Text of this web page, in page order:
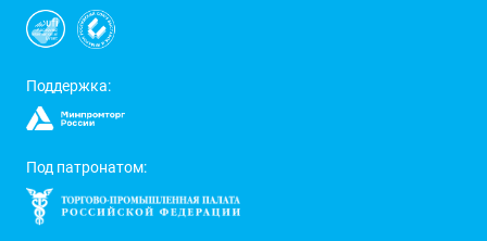
Поддержка:
Под патронатом: